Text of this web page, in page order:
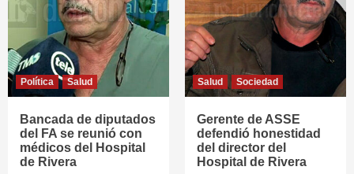
Política Salud
Bancada de diputados
del FA se reunió con
médicos del Hospital
de Rivera
Salud Sociedad
Gerente de ASSE
defendió honestidad
del director del
Hospital de Rivera